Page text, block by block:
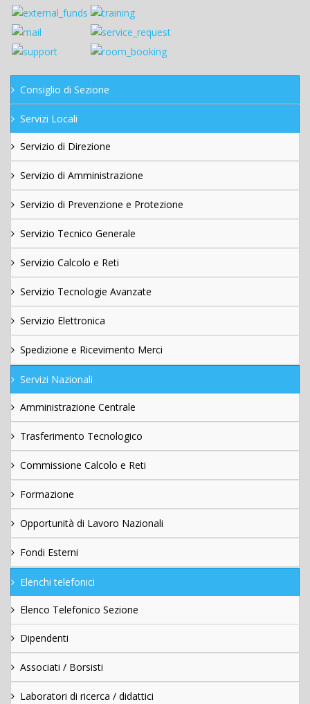
Consiglio di Sezione
Servizi Locali
Servizio di Direzione
Servizio di Amministrazione
Servizio di Prevenzione e Protezione
Servizio Tecnico Generale
Servizio Calcolo e Reti
Servizio Tecnologie Avanzate
Servizio Elettronica
Spedizione e Ricevimento Merci
Servizi Nazionali
Amministrazione Centrale
Trasferimento Tecnologico
Commissione Calcolo e Reti
Formazione
Opportunità di Lavoro Nazionali
Fondi Esterni
Elenchi telefonici
Elenco Telefonico Sezione
Dipendenti
Associati / Borsisti
Laboratori di ricerca / didattici